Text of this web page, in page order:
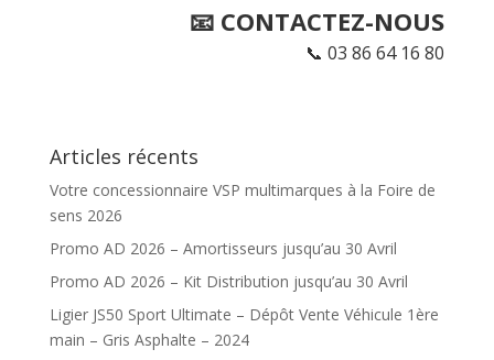
📧 CONTACTEZ-NOUS
📞03 86 64 16 80
Articles récents
Votre concessionnaire VSP multimarques à la Foire de
sens 2026
Promo AD 2026 – Amortisseurs jusqu’au 30 Avril
Promo AD 2026 – Kit Distribution jusqu’au 30 Avril
Ligier JS50 Sport Ultimate – Dépôt Vente Véhicule 1ère
main – Gris Asphalte – 2024